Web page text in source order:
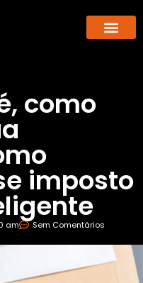
como
imposto
am Sem Comentários